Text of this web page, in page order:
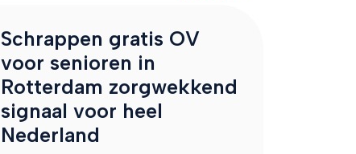
Schrappen gratis OV
voor senioren in
Rotterdam zorgwekkend
signaal voor heel
Nederland